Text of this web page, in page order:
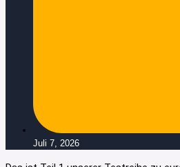
Juli 7, 2026